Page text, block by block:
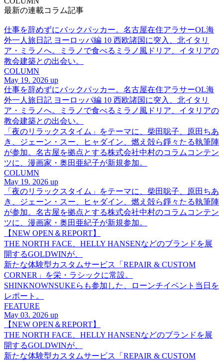
最新の連載コラム記事
仕事を辞めずにバックパッカー。名古屋在住アラサーOL海
外一人旅日記 ヨーロッパ編 10 西欧諸国に突入、北イタリ
ア・ミラノへ。ミラノで食べるミラノ風ドリア、イタリアの
教会建築との出会い。
COLUMN
May 19. 2026 up
仕事を辞めずにバックパッカー。名古屋在住アラサーOL海
外一人旅日記 ヨーロッパ編 10 西欧諸国に突入、北イタリ
ア・ミラノへ。ミラノで食べるミラノ風ドリア、イタリアの
教会建築との出会い。
「夜のリラックスタイム」をテーマに、柴田聡子、原田ちあ
き、ジェーン・スー、ヒャダイン、燃え殻ら錚々たる執筆陣
が参加。名古屋を拠点とする株式会社中村のコラムコンテン
ツに、漫画家・奥田亜紀子が新規参加。
COLUMN
May 19. 2026 up
「夜のリラックスタイム」をテーマに、柴田聡子、原田ちあ
き、ジェーン・スー、ヒャダイン、燃え殻ら錚々たる執筆陣
が参加。名古屋を拠点とする株式会社中村のコラムコンテン
ツに、漫画家・奥田亜紀子が新規参加。
【NEW OPEN＆REPORT】
THE NORTH FACE、HELLY HANSENなどのブランドを展
開するGOLDWINが、
新たな体験型カスタムサービス「REPAIR & CUSTOM
CORNER」を栄・ラシックに常設。
SHINKNOWNSUKEらも参加した、ローンチイベント当日を
レポート。
FEATURE
May 03. 2026 up
【NEW OPEN＆REPORT】
THE NORTH FACE、HELLY HANSENなどのブランドを展
開するGOLDWINが、
新たな体験型カスタムサービス「REPAIR & CUSTOM